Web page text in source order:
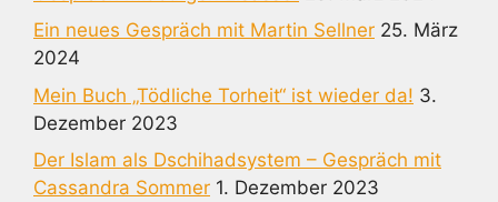
Ein neues Gespräch mit Martin Sellner 25. März
2024
Mein Buch „Tödliche Torheit“ ist wieder da! 3.
Dezember 2023
Der Islam als Dschihadsystem – Gespräch mit
Cassandra Sommer 1. Dezember 2023